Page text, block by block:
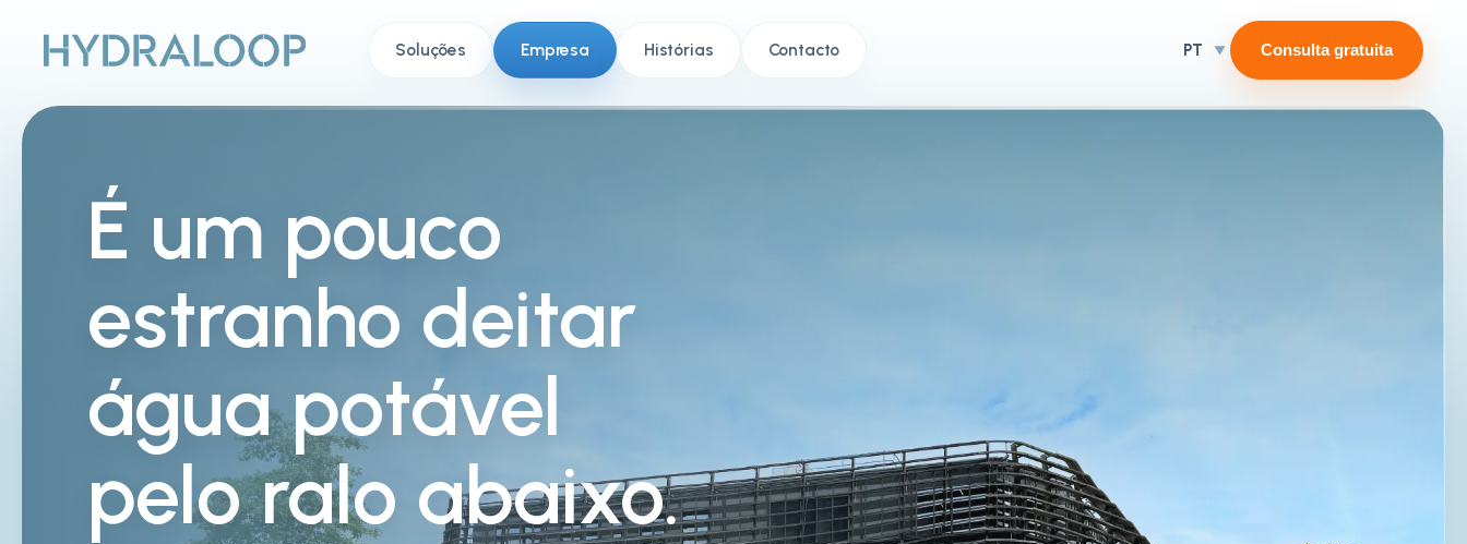
Soluções Empresa Histórias Contacto PT Consulta gratuita
É um pouco
estranho deitar
água potável
pelo ralo abaixo.